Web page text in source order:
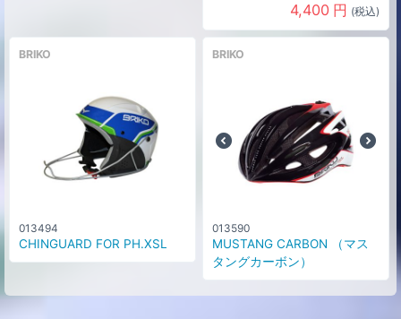
4,400 円 (税込)
BRIKO
013494
CHINGUARD FOR PH.XSL
BRIKO
013590
MUSTANG CARBON （マス
タングカーボン）